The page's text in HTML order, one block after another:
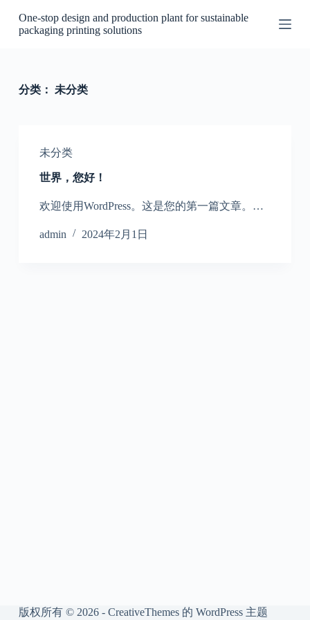
跳
过
One-stop design and production plant for sustainable
packaging printing solutions
分类： 未分类
未分类
世界，您好！
欢迎使用WordPress。这是您的第一篇文章。…
admin 2024年2月1日
版权所有 © 2026 - CreativeThemes的 WordPress 主题